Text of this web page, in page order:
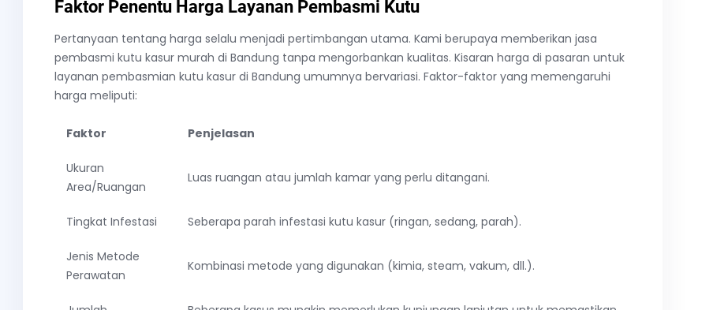
Faktor Penentu Harga Layanan Pembasmi Kutu
Pertanyaan tentang harga selalu menjadi pertimbangan utama. Kami berupaya memberikan jasa
pembasmi kutu kasur murah di Bandung tanpa mengorbankan kualitas. Kisaran harga di pasaran untuk
layanan pembasmian kutu kasur di Bandung umumnya bervariasi. Faktor-faktor yang memengaruhi
harga meliputi:
Faktor Penjelasan
Ukuran
Area/Ruangan
Luas ruangan atau jumlah kamar yang perlu ditangani.
Tingkat Infestasi Seberapa parah infestasi kutu kasur (ringan, sedang, parah).
Jenis Metode
Perawatan
Kombinasi metode yang digunakan (kimia, steam, vakum, dll.).